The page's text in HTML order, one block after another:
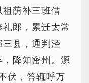
荫补三班借
郎，累迁太常
县，通判泾
降知密州。源
伏，笞辄呼万